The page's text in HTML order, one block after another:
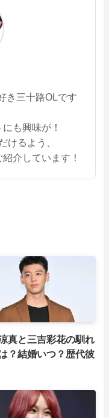
き三十路OLです
も興味が！
けるよう、
介しています！
真と三吉彩花の馴れ
？結婚いつ？歴代彼